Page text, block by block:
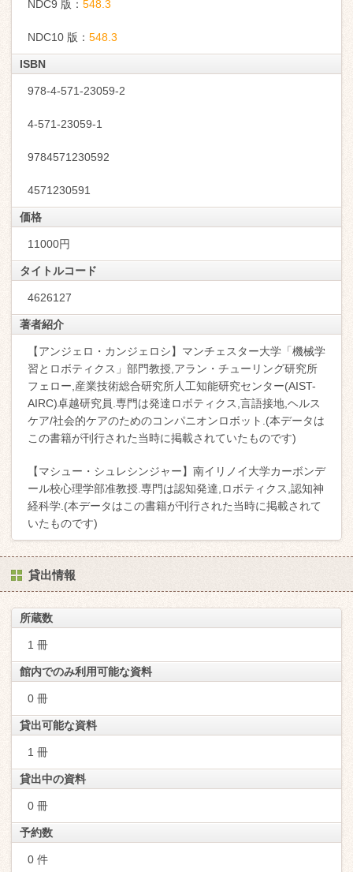
NDC9 版： 548.3
NDC10 版： 548.3
ISBN
978-4-571-23059-2
4-571-23059-1
9784571230592
4571230591
価格
11000円
タイトルコード
4626127
著者紹介
【アンジェロ・カンジェロシ】マンチェスター大学「機械学
習とロボティクス」部門教授,アラン・チューリング研究所
フェロー,産業技術総合研究所人工知能研究センター(AIST-
AIRC)卓越研究員.専門は発達ロボティクス,言語接地,ヘルス
ケア/社会的ケアのためのコンパニオンロボット.(本データは
この書籍が刊行された当時に掲載されていたものです)
【マシュー・シュレシンジャー】南イリノイ大学カーボンデ
ール校心理学部准教授.専門は認知発達,ロボティクス,認知神
経科学.(本データはこの書籍が刊行された当時に掲載されて
いたものです)
貸出情報
所蔵数
1 冊
館内でのみ利用可能な資料
0 冊
貸出可能な資料
1 冊
貸出中の資料
0 冊
予約数
0 件